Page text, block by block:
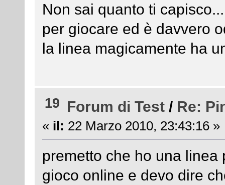
Non sai quanto ti
per giocare ed è davvero
la linea magicamente ha
19 Forum di Test / Re:
« il: 22 Marzo 2010, 23:43:16 »
premetto che ho una
gioco online e devo dire